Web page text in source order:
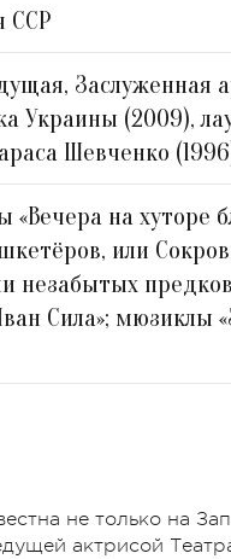
ССР
Заслуженная
Украины (2009),
Шевченко
на хуторе
или
незабытых
Сила»; мюзиклы
не только на
актрисой